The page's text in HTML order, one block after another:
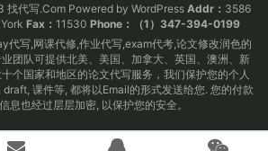
代写.Com Powered by WordPress Addr： 3586
Fax： 11530 Phone：（1）347-394-0199
代写,网课代修,作业代写,exam代考,论文修改润色的
团队可提供北美、美国、加拿大、英国、澳洲、新
个国家和地区的论文代写服务，我们保护您的个人
课件等, 都将以Email的形式发送给您. 您的付款
息也经过层层加密, 以保护您的安全。